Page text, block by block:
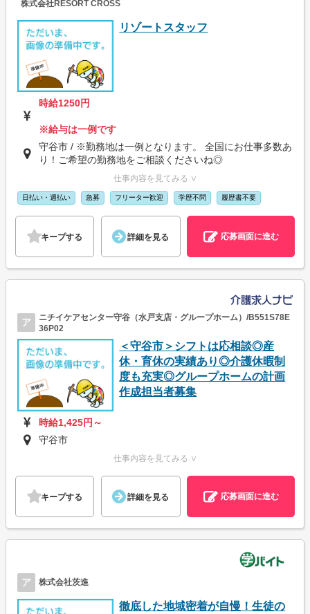
株式会社RESORT CROSS
リゾートスタッフ
時給1250円
※給与は一例です
守谷市 / ※勤務地は一例となります。 全国にお仕事多数あ
り！ご希望の勤務地をご相談くださいね◎
仕事内容を見てみる ∨
日払い・週払い 急募 フリーター歓迎 学歴不問 履歴書不要
キープする 詳細を見る 応募画面に進む
ア
ニチイケアセンター守谷（水戸支店・グループホーム）/B551S78E
36P02
＜守谷市＞シフトは応相談◎産
休・育休の実績あり◎介護休暇制
度も充実◎グループホームの計画
作成担当者募集
時給1,425円～
守谷市
仕事内容を見てみる ∨
キープする 詳細を見る 応募画面に進む
ア 株式会社茨進
徹底した地域密着が自慢！生徒の